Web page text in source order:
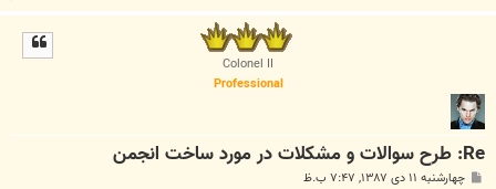
ا
Colonel II
Professional
Re: طرح سوالات و مشکلات در مورد ساخت انجمن
پ چهارشنبه ۱۱ دی ۱۳۸۷, ۷:۴۷ ب.ظ